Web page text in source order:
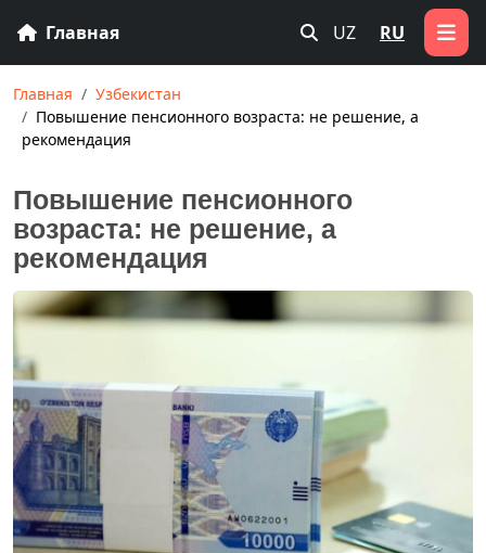
Главная UZ RU
Главная
Узбекистан
Повышение пенсионного возраста: не решение, а
рекомендация
Повышение пенсионного
возраста: не решение, а
рекомендация